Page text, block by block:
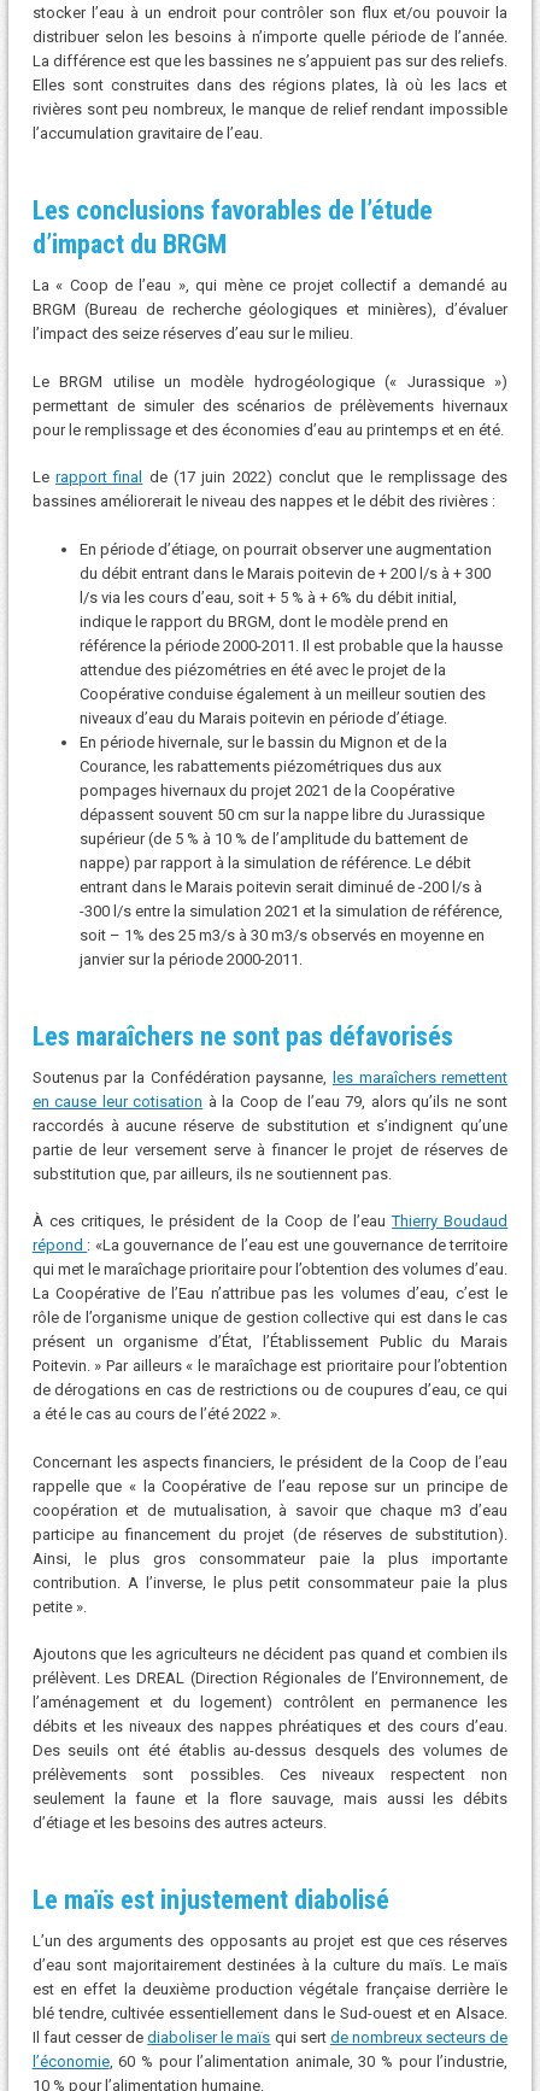
stocker l’eau à un endroit pour contrôler son flux et/ou pouvoir la
distribuer selon les besoins à n’importe quelle période de l’année.
La différence est que les bassines ne s’appuient pas sur des reliefs.
Elles sont construites dans des régions plates, là où les lacs et
rivières sont peu nombreux, le manque de relief rendant impossible
l’accumulation gravitaire de l’eau.
Les conclusions favorables de l’étude
d’impact du BRGM
La « Coop de l’eau », qui mène ce projet collectif a demandé au
BRGM (Bureau de recherche géologiques et minières), d’évaluer
l’impact des seize réserves d’eau sur le milieu.
Le BRGM utilise un modèle hydrogéologique (« Jurassique »)
permettant de simuler des scénarios de prélèvements hivernaux
pour le remplissage et des économies d’eau au printemps et en été.
Lerapport final de (17 juin 2022) conclut que le remplissage des
bassines améliorerait le niveau des nappes et le débit des rivières :
En période d’étiage, on pourrait observer une augmentation
du débit entrant dans le Marais poitevin de + 200 l/s à + 300
l/s via les cours d’eau, soit + 5 % à + 6% du débit initial,
indique le rapport du BRGM, dont le modèle prend en
référence la période 2000-2011. Il est probable que la hausse
attendue des piézométries en été avec le projet de la
Coopérative conduise également à un meilleur soutien des
niveaux d’eau du Marais poitevin en période d’étiage.
En période hivernale, sur le bassin du Mignon et de la
Courance, les rabattements piézométriques dus aux
pompages hivernaux du projet 2021 de la Coopérative
dépassent souvent 50 cm sur la nappe libre du Jurassique
supérieur (de 5 % à 10 % de l’amplitude du battement de
nappe) par rapport à la simulation de référence. Le débit
entrant dans le Marais poitevin serait diminué de -200 l/s à
-300 l/s entre la simulation 2021 et la simulation de référence,
soit – 1% des 25 m3/s à 30 m3/s observés en moyenne en
janvier sur la période 2000-2011.
Les maraîchers ne sont pas défavorisés
Soutenus par la Confédération paysanne, les maraîchers remettent
en cause leur cotisation à la Coop de l’eau 79, alors qu’ils ne sont
raccordés à aucune réserve de substitution et s’indignent qu’une
partie de leur versement serve à financer le projet de réserves de
substitution que, par ailleurs, ils ne soutiennent pas.
À ces critiques, le président de la Coop de l’eauThierry Boudaud
répond : «La gouvernance de l’eau est une gouvernance de territoire
qui met le maraîchage prioritaire pour l’obtention des volumes d’eau.
La Coopérative de l’Eau n’attribue pas les volumes d’eau, c’est le
rôle de l’organisme unique de gestion collective qui est dans le cas
présent un organisme d’État, l’Établissement Public du Marais
Poitevin. » Par ailleurs « le maraîchage est prioritaire pour l’obtention
de dérogations en cas de restrictions ou de coupures d’eau, ce qui
a été le cas au cours de l’été 2022 ».
Concernant les aspects financiers, le président de la Coop de l’eau
rappelle que « la Coopérative de l’eau repose sur un principe de
coopération et de mutualisation, à savoir que chaque m3 d’eau
participe au financement du projet (de réserves de substitution).
Ainsi, le plus gros consommateur paie la plus importante
contribution. A l’inverse, le plus petit consommateur paie la plus
petite ».
Ajoutons que les agriculteurs ne décident pas quand et combien ils
prélèvent. Les DREAL (Direction Régionales de l’Environnement, de
l’aménagement et du logement) contrôlent en permanence les
débits et les niveaux des nappes phréatiques et des cours d’eau.
Des seuils ont été établis au-dessus desquels des volumes de
prélèvements sont possibles. Ces niveaux respectent non
seulement la faune et la flore sauvage, mais aussi les débits
d’étiage et les besoins des autres acteurs.
Le maïs est injustement diabolisé
L’un des arguments des opposants au projet est que ces réserves
d’eau sont majoritairement destinées à la culture du maïs. Le maïs
est en effet la deuxième production végétale française derrière le
blé tendre, cultivée essentiellement dans le Sud-ouest et en Alsace.
Il faut cesser dediaboliser le maïs qui sert de nombreux secteurs de
l’économie, 60 % pour l’alimentation animale, 30 % pour l’industrie,
10 % pour l’alimentation humaine.